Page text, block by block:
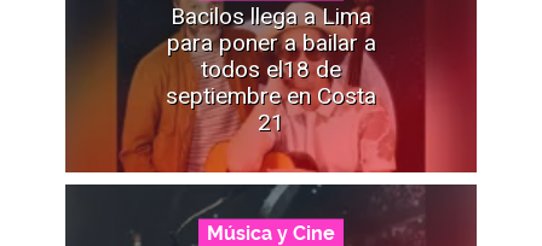
Bacilos llega a Lima
para poner a bailar a
todos el18 de
septiembre en Costa
21
Música y Cine